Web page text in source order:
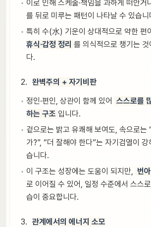
이로 인해 스케줄·책임을 과하게 떠안거
를 뒤로 미루는 패턴이 나타날 수 있습니
특히 수(水) 기운이 상대적으로 약한 편
휴식·감정 정리 를 의식적으로 챙기는 것
다.
완벽주의 + 자기비판
정인·편인, 상관이 함께 있어 스스로를
하는 구조 입니다.
겉으로는 밝고 유쾌해 보여도, 속으로는
가?”, “더 잘해야 한다”는 자기검열이
습니다.
이 구조는 성장에는 도움이 되지만, 번
로 이어질 수 있어, 일정 수준에서 스스
습이 중요합니다.
관계에서의 에너지 소모